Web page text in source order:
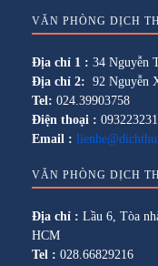
VĂN PHÒNG DỊCH
Địa chỉ 1 : 34 Nguyễn
Địa chỉ 2: 92 Nguyễn
Tel: 024.39903758
Điện thoại :
Email :
VĂN PHÒNG DỊCH
Địa chỉ : Lầu 6, Tòa
HCM
Tel : 028.66829216